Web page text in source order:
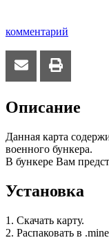
комментарий
Описание
Данная карта
военного бункера.
В бункере Вам
Установка
1. Скачать карту.
2. Распаковать в